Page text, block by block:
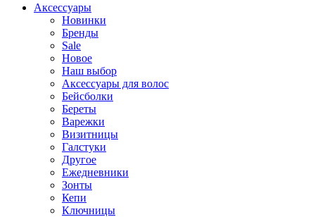
Аксессуары
Новинки
Бренды
Sale
Новое
Наш выбор
Аксессуары для волос
Бейсболки
Береты
Варежки
Визитницы
Галстуки
Другое
Ежедневники
Зонты
Кепи
Ключницы